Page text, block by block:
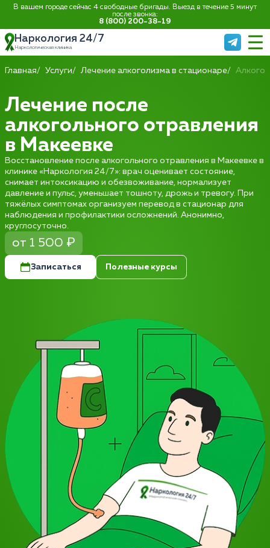
В вашем городе сейчас 4 свободные бригады. Выезд в течение 5 минут
после звонка:
8 (800) 200-38-19
Наркология 24/7
Наркологическая клиника
Главная Услуги Лечение алкоголизма в стационаре
Лечение после
алкогольного отравления
в Макеевке
Восстановление после алкогольного отравления в Макеевке в
клинике «Наркология 24/7»: врач оценивает состояние,
снимает интоксикацию и обезвоживание, нормализует
давление и пульс, уменьшает тошноту, дрожь и тревогу. При
тяжёлых симптомах организуем перевод в стационар для
наблюдения и профилактики осложнений. Анонимно,
круглосуточно.
от 1 500 ₽
Записаться Полезные курсы